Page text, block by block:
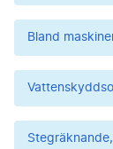
Bland